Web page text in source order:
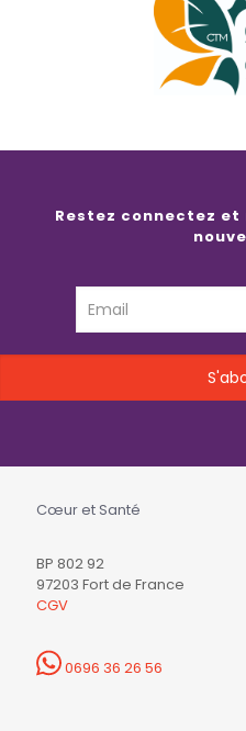
Restez connectez
Cœur et Santé
BP 802 92
97203 Fort de France
CGV
0696 36 26 56